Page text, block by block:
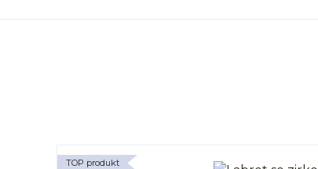
TOP produkt